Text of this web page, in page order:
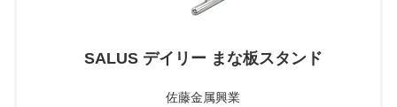
SALUS デイリー まな板スタンド
佐藤金属興業